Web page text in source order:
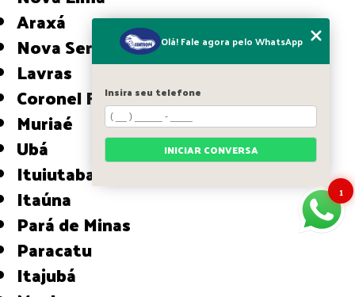
Araxá
Nova Serrana
Lavras
Coronel Fabriciano
Muriaé
Ubá
Ituiutaba
Itaúna
Pará de Minas
Paracatu
Itajubá
1
Olá! Fale agora pelo WhatsApp
Insira seu telefone
INICIAR CONVERSA